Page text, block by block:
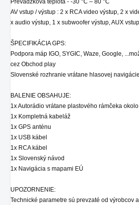
Prevádzková teplota - -30 °C – 80 °C
AV vstup / výstup : 2 x RCA video výstup, 2 x
x audio výstup, 1 x subwoofer výstup, AUX
ŠPECIFIKÁCIA GPS:
Podpora máp IGO, SYGIC, Waze, Google,
cez Obchod play
Slovenské rozhranie vrátane hlasovej navigácie
BALENIE OBSAHUJE:
1x Autorádio vrátane plastového rámčeka
1x Kompletná kabeláž
1x GPS anténu
1x USB kábel
1x RCA kábel
1x Slovenský návod
1x Navigácia s mapami EÚ
UPOZORNENIE:
Technické parametre sú prevzaté od výrobcov